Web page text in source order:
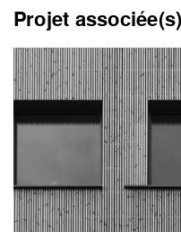
Projet associée(s)